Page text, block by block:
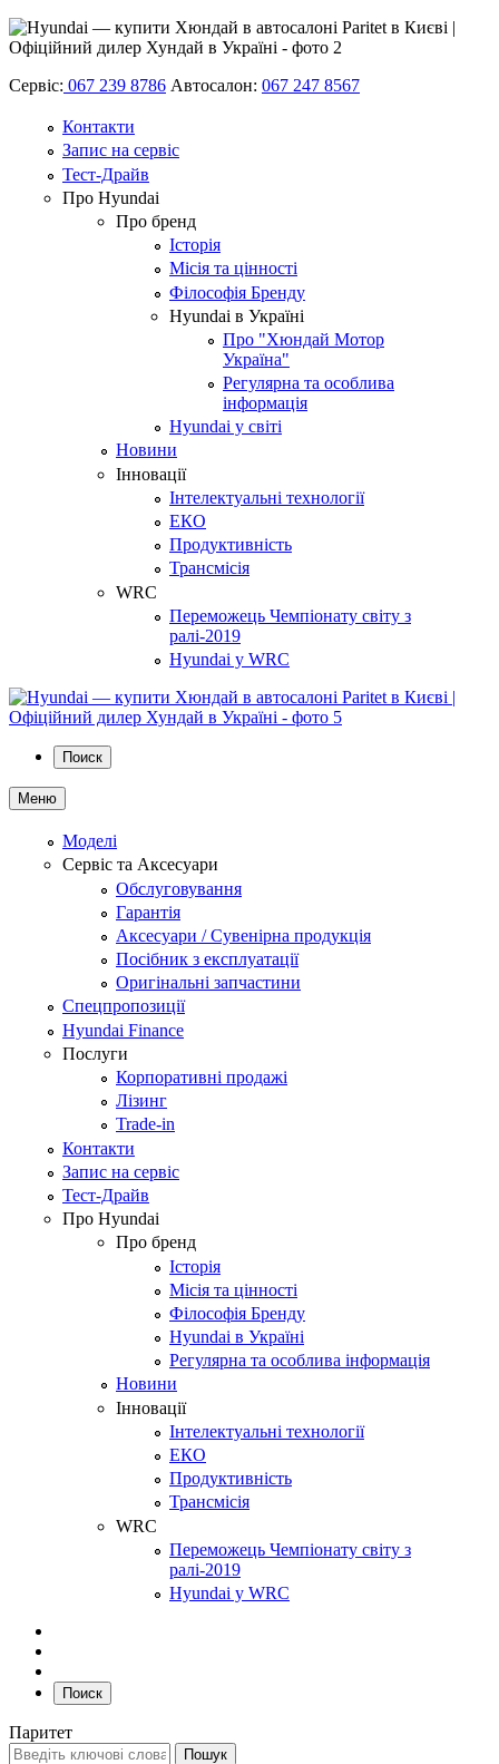
Сервіс: 067 239 8786 Автосалон: 067 247 8567
Контакти
Запис на сервіс
Тест-Драйв
Про Hyundai
Про бренд
Історія
Місія та цінності
Філософія Бренду
Hyundai в Україні
Про "Хюндай Мотор
Україна"
Регулярна та особлива
інформація
Hyundai у світі
Новини
Інновації
Інтелектуальні технології
ЕКО
Продуктивність
Трансмісія
WRC
Переможець Чемпіонату світу з
ралі-2019
Hyundai у WRC
Поиск
Меню
Моделі
Сервіс та Аксесуари
Обслуговування
Гарантія
Аксесуари / Сувенірна продукція
Посібник з експлуатації
Оригінальні запчастини
Спецпропозиції
Hyundai Finance
Послуги
Корпоративні продажі
Лізинг
Trade-in
Контакти
Запис на сервіс
Тест-Драйв
Про Hyundai
Про бренд
Історія
Місія та цінності
Філософія Бренду
Hyundai в Україні
Регулярна та особлива інформація
Новини
Інновації
Інтелектуальні технології
ЕКО
Продуктивність
Трансмісія
WRC
Переможець Чемпіонату світу з
ралі-2019
Hyundai у WRC
Поиск
Паритет